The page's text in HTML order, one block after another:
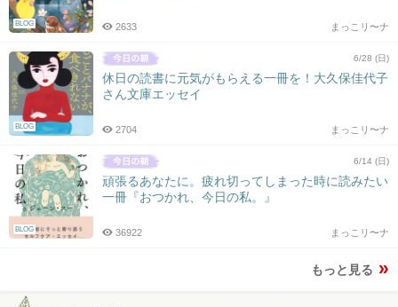
BLOG まっこリ〜ナ
2633
BLOG
6/28 (日)
休日の読書に元気がもらえる一冊を！大久保佳代子
さん文庫エッセイ
まっこリ〜ナ
2704
BLOG
6/14 (日)
頑張るあなたに。疲れ切ってしまった時に読みたい
一冊『おつかれ、今日の私。』
まっこリ〜ナ
36922
もっと見る